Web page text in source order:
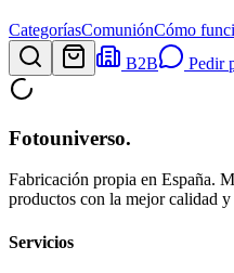
CategoríasComuniónCómo
B2B
Pedir
Fotouniverso.
Fabricación propia en España.
productos con la mejor calidad y
Servicios